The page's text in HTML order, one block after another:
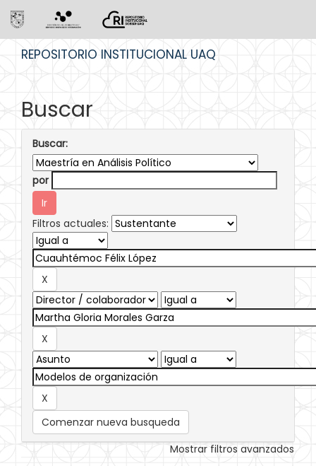
REPOSITORIO INSTITUCIONAL UAQ
Buscar
Buscar:
por
Filtros actuales:
Comenzar nueva busqueda
Mostrar filtros avanzados